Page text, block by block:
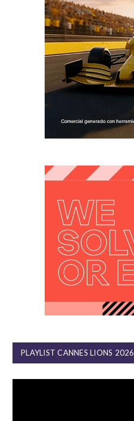
PLAYLIST CANNES LIONS 2026